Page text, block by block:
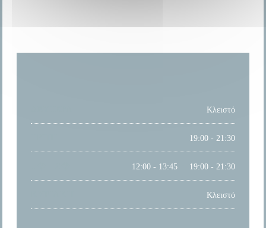
ΏΡΕΣ ΛΕΙΤΟΥΡΓΊΑΣ
Κλειστό
19:00 - 21:30
12:00 - 13:45 19:00 - 21:30
Κλειστό